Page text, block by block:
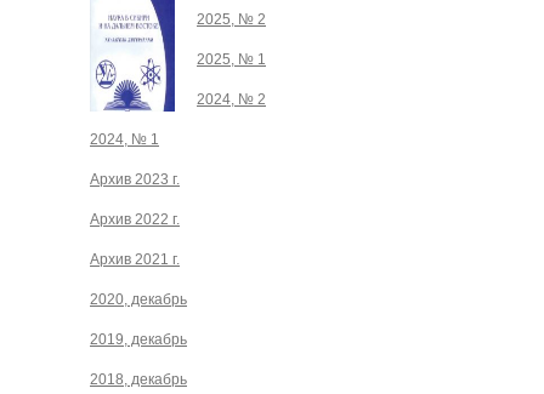
2025, № 2
2025, № 1
2024, № 2
2024, № 1
Архив 2023 г.
Архив 2022 г.
Архив 2021 г.
2020, декабрь
2019, декабрь
2018, декабрь